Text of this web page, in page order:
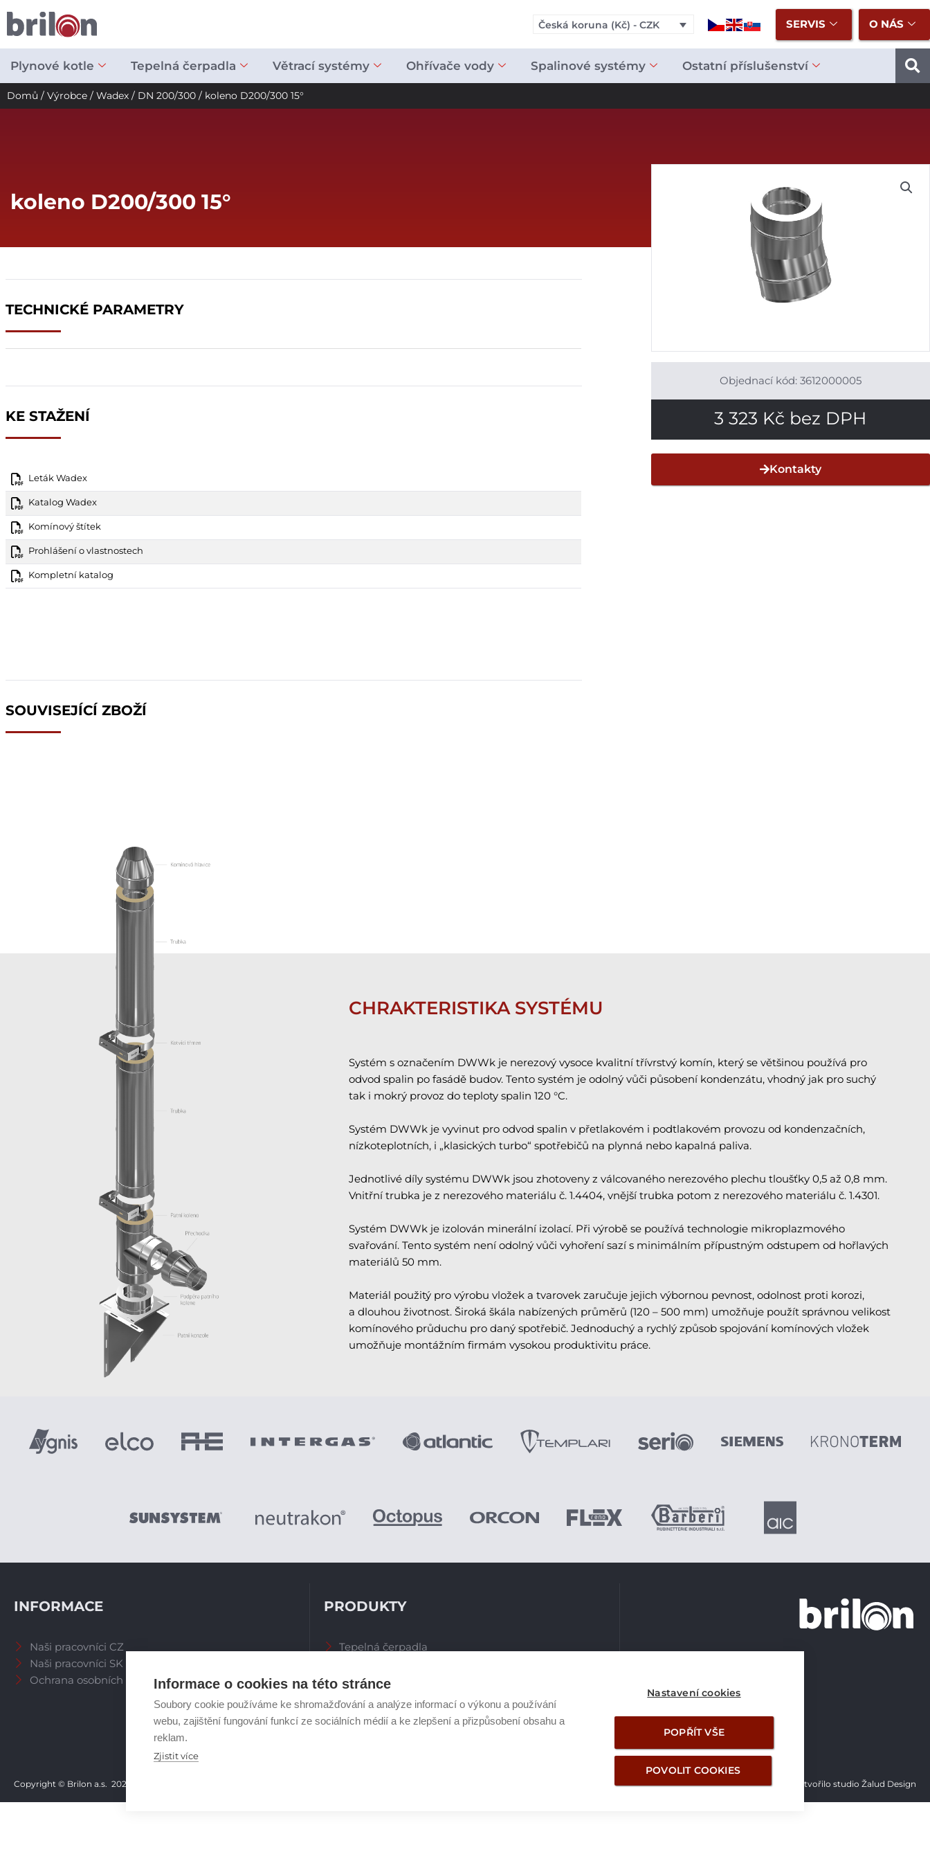
Informace o cookies na této stránce
Soubory cookie používáme ke shromažďování a analýze informací o výkonu a používání
webu, zajištění fungování funkcí ze sociálních médií a ke zlepšení a přizpůsobení obsahu a
reklam.
Zjistit více
Nastavení cookies
POPŘÍT VŠE
POVOLIT COOKIES
obsah
Česká koruna (Kč) - CZK SERVIS O NÁS
Plynové kotle Tepelná čerpadla Větrací systémy Ohřívače vody Spalinové systémy Ostatní příslušenství
Domů / Výrobce / Wadex / DN 200/300 / koleno D200/300 15°
koleno D200/300 15°
TECHNICKÉ PARAMETRY
KE STAŽENÍ
Leták Wadex
Katalog Wadex
Komínový štítek
Prohlášení o vlastnostech
Kompletní katalog
SOUVISEJÍCÍ ZBOŽÍ
Objednací kód: 3612000005
3 323 Kč bez DPH
Kontakty
CHRAKTERISTIKA SYSTÉMU
Systém s označením DWWk je nerezový vysoce kvalitní třívrstvý komín, který se většinou používá pro
odvod spalin po fasádě budov. Tento systém je odolný vůči působení kondenzátu, vhodný jak pro suchý
tak i mokrý provoz do teploty spalin 120 °C.
Systém DWWk je vyvinut pro odvod spalin v přetlakovém i podtlakovém provozu od kondenzačních,
nízkoteplotních, i „klasických turbo“ spotřebičů na plynná nebo kapalná paliva.
Jednotlivé díly systému DWWk jsou zhotoveny z válcovaného nerezového plechu tloušťky 0,5 až 0,8 mm.
Vnitřní trubka je z nerezového materiálu č. 1.4404, vnější trubka potom z nerezového materiálu č. 1.4301.
Systém DWWk je izolován minerální izolací. Při výrobě se používá technologie mikroplazmového
svařování. Tento systém není odolný vůči vyhoření sazí s minimálním přípustným odstupem od hořlavých
materiálů 50 mm.
Materiál použitý pro výrobu vložek a tvarovek zaručuje jejich výbornou pevnost, odolnost proti korozi,
a dlouhou životnost. Široká škála nabízených průměrů (120 – 500 mm) umožňuje použít správnou velikost
komínového průduchu pro daný spotřebič. Jednoduchý a rychlý způsob spojování komínových vložek
umožňuje montážním firmám vysokou produktivitu práce.
INFORMACE
Naši pracovníci CZ
Naši pracovníci SK
Ochrana osobních údajů
PRODUKTY
Tepelná čerpadla
Zásobníky TV
Plynové kotle
Ostatní příslušenství
Copyright © Brilon a.s. 2026 Vytvořilo studio Žalud Design